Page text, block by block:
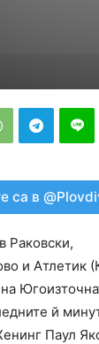
са в
Раковски,
и Атлетик
й
Паул